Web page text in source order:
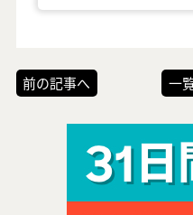
前の記事へ 一